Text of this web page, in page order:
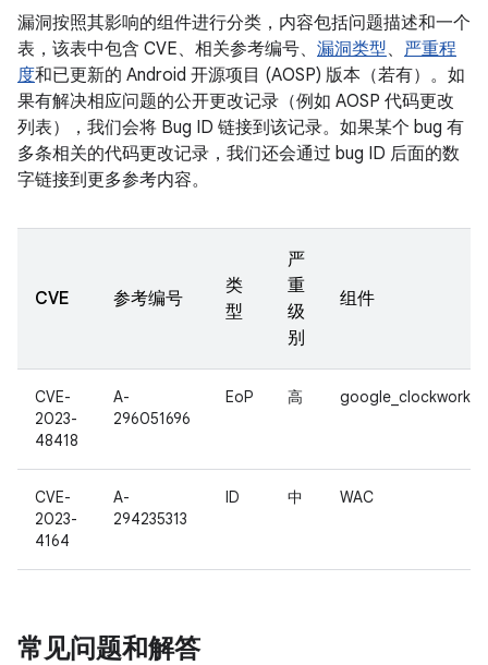
漏洞按照其影响的组件进行分类，内容包括问题描述和一个
表，该表中包含 CVE、相关参考编号、 漏洞类型、 严重程
度和已更新的 Android 开源项目 (AOSP) 版本（若有）。如
果有解决相应问题的公开更改记录（例如 AOSP 代码更改
列表），我们会将 Bug ID 链接到该记录。如果某个 bug 有
多条相关的代码更改记录，我们还会通过 bug ID 后面的数
字链接到更多参考内容。
CVE 参考编号
类
型
严
重
级
别
组件
CVE-
2023-
48418
A-
296051696
EoP 高 google_clockwork
CVE-
2023-
4164
A-
294235313
ID 中 WAC
常见问题和解答